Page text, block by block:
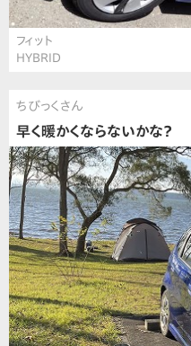
フィット
HYBRID
ちびっくさん
早く暖かくならないかな？